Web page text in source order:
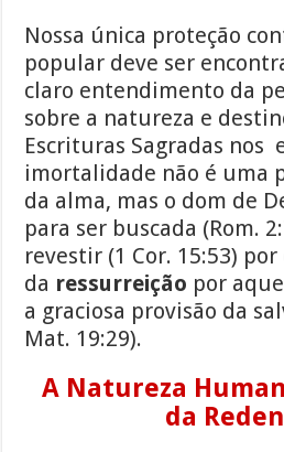
Nossa única proteção
popular deve ser
claro entendimento da
sobre a natureza e
Escrituras Sagradas
imortalidade não é uma
da alma, mas o dom de
para ser buscada (Rom.
revestir (1 Cor. 15:53) por
da ressurreição por
a graciosa provisão da
Mat. 19:29).
A Natureza
da